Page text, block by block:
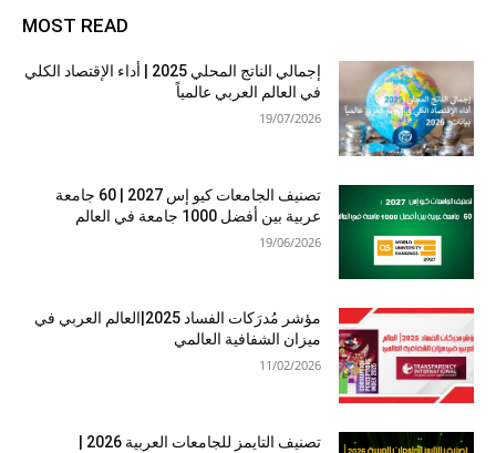
MOST READ
إجمالي الناتج المحلي 2025 | أداء الإقتصاد الكلي
في العالم العربي عالمياً
19/07/2026
تصنيف الجامعات كيو إس 2027 | 60 جامعة
عربية بين أفضل 1000 جامعة في العالم
19/06/2026
مؤشر مُدرَكات الفساد 2025|العالم العربي في
ميزان الشفافية العالمي
11/02/2026